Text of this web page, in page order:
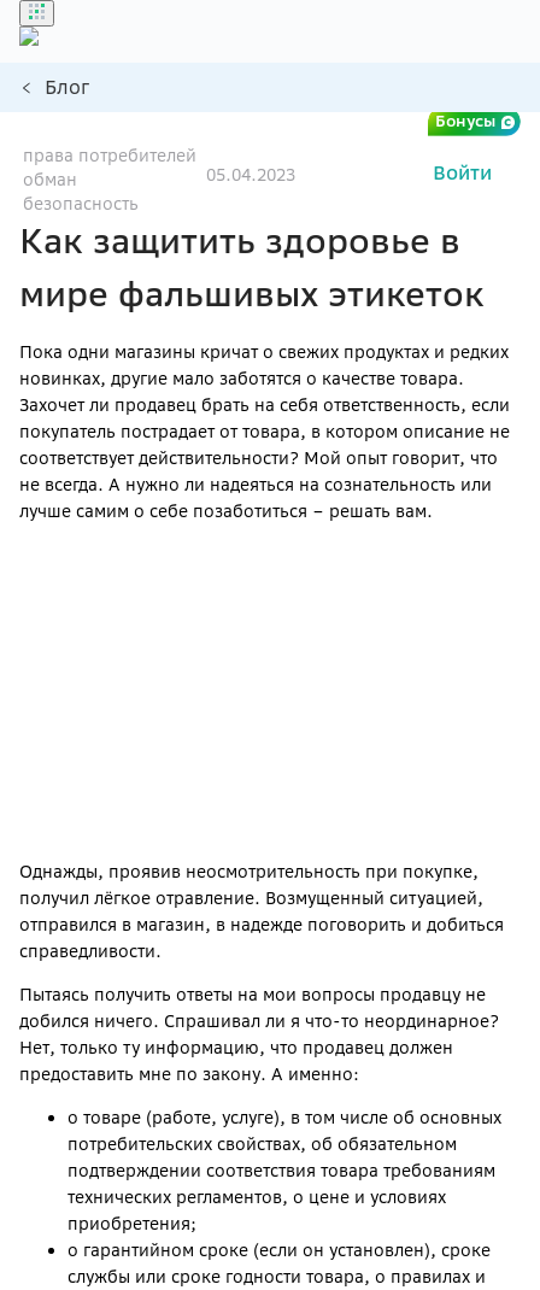
Бонусы
Войти
Блог
права потребителей
обман
безопасность
05.04.2023
Как защитить здоровье в
мире фальшивых этикеток
Пока одни магазины кричат о свежих продуктах и редких
новинках, другие мало заботятся о качестве товара.
Захочет ли продавец брать на себя ответственность, если
покупатель пострадает от товара, в котором описание не
соответствует действительности? Мой опыт говорит, что
не всегда. А нужно ли надеяться на сознательность или
лучше самим о себе позаботиться – решать вам.
Однажды, проявив неосмотрительность при покупке,
получил лёгкое отравление. Возмущенный ситуацией,
отправился в магазин, в надежде поговорить и добиться
справедливости.
Пытаясь получить ответы на мои вопросы продавцу не
добился ничего. Спрашивал ли я что-то неординарное?
Нет, только ту информацию, что продавец должен
предоставить мне по закону. А именно:
о товаре (работе, услуге), в том числе об основных
потребительских свойствах, об обязательном
подтверждении соответствия товара требованиям
технических регламентов, о цене и условиях
приобретения;
о гарантийном сроке (если он установлен), сроке
службы или сроке годности товара, о правилах и